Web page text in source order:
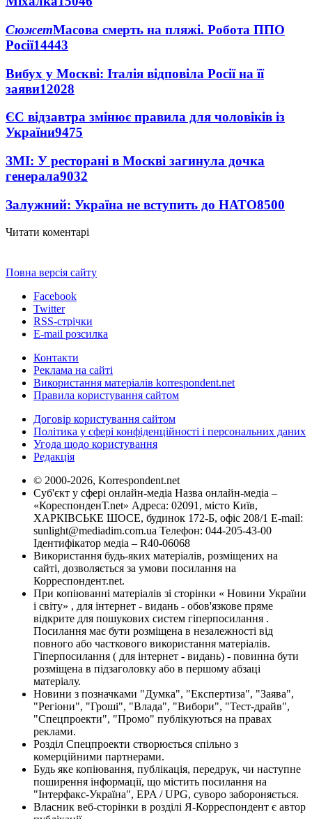
СюжетМасова смерть на пляжі. Робота ППО
Росії14443
Вибух у Москві: Італія відповіла Росії на її
заяви12028
ЄС відзавтра змінює правила для чоловіків із
України9475
ЗМІ: У ресторані в Москві загинула дочка
генерала9032
Залужний: Україна не вступить до НАТО8500
Читати коментарі
Повна версія сайту
Facebook
Twitter
RSS-стрічки
E-mail розсилка
Контакти
Реклама на сайті
Використання матеріалів korrespondent.net
Правила користування сайтом
Договір користування сайтом
Політика у сфері конфіденційності і персональних даних
Угода щодо користування
Редакція
© 2000-2026, Korrespondent.net
Суб'єкт у сфері онлайн-медіа Назва онлайн-медіа –
«КореспонденТ.net» Адреса: 02091, місто Київ,
ХАРКІВСЬКЕ ШОСЕ, будинок 172-Б, офіс 208/1 E-mail:
sunlight@mediadim.com.ua Телефон: 044-205-43-00
Ідентифікатор медіа – R40-06068
Використання будь-яких матеріалів, розміщених на
сайті, дозволяється за умови посилання на
Корреспондент.net.
При копіюванні матеріалів зі сторінки « Новини України
і світу» , для інтернет - видань - обов'язкове пряме
відкрите для пошукових систем гіперпосилання .
Посилання має бути розміщена в незалежності від
повного або часткового використання матеріалів.
Гіперпосилання ( для інтернет - видань) - повинна бути
розміщена в підзаголовку або в першому абзаці
матеріалу.
Новини з позначками "Думка", "Експертиза", "Заява",
"Регіони", "Гроші", "Влада", "Вибори", "Тест-драйв",
"Спецпроекти", "Промо" публікуються на правах
реклами.
Розділ Спецпроекти створюється спільно з
комерційними партнерами.
Будь яке копіювання, публікація, передрук, чи наступне
поширення інформації, що містить посилання на
"Інтерфакс-Україна", EPA / UPG, суворо забороняється.
Власник веб-сторінки в розділі Я-Корреспондент є автор